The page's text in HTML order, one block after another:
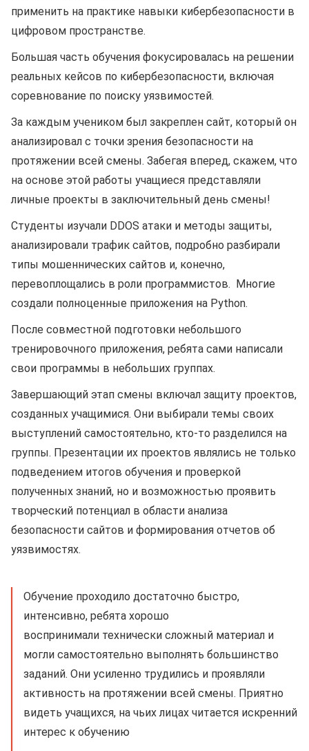
применить на практике навыки кибербезопасности в
цифровом пространстве.
Большая часть обучения фокусировалась на решении
реальных кейсов по кибербезопасности, включая
соревнование по поиску уязвимостей.
За каждым учеником был закреплен сайт, который он
анализировал с точки зрения безопасности на
протяжении всей смены. Забегая вперед, скажем, что
на основе этой работы учащиеся представляли
личные проекты в заключительный день смены!
Студенты изучали DDOS атаки и методы защиты,
анализировали трафик сайтов, подробно разбирали
типы мошеннических сайтов и, конечно,
перевоплощались в роли программистов. Многие
создали полноценные приложения на Python.
После совместной подготовки небольшого
тренировочного приложения, ребята сами написали
свои программы в небольших группах.
Завершающий этап смены включал защиту проектов,
созданных учащимися. Они выбирали темы своих
выступлений самостоятельно, кто-то разделился на
группы. Презентации их проектов являлись не только
подведением итогов обучения и проверкой
полученных знаний, но и возможностью проявить
творческий потенциал в области анализа
безопасности сайтов и формирования отчетов об
уязвимостях.
Обучение проходило достаточно быстро,
интенсивно, ребята хорошо
воспринимали технически сложный материал и
могли самостоятельно выполнять большинство
заданий. Они усиленно трудились и проявляли
активность на протяжении всей смены. Приятно
видеть учащихся, на чьих лицах читается искренний
интерес к обучению